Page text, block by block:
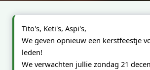
Tito's, Keti's, Aspi's,
We geven opnieuw een kerstfeestje
leden!
We verwachten jullie zondag 21